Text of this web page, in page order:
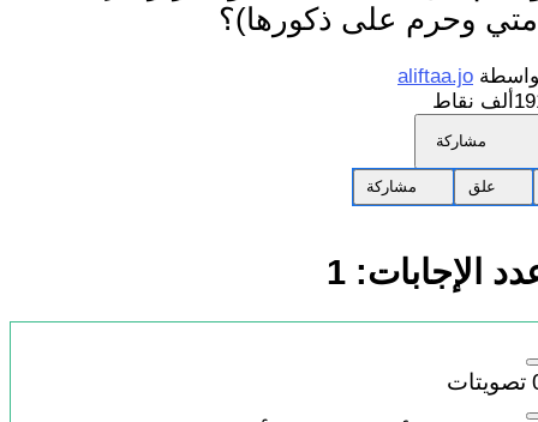
وحرم على ذكورها)؟
aliftaa.jo
نقاط
مشاركة
علق مشاركة
الإجابات: 1
تصويتات